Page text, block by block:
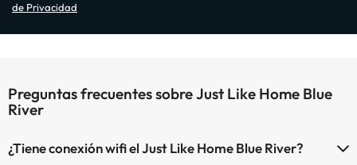
de Privacidad
Preguntas frecuentes sobre Just Like Home Blue
River
¿Tiene conexión wifi el Just Like Home Blue River?